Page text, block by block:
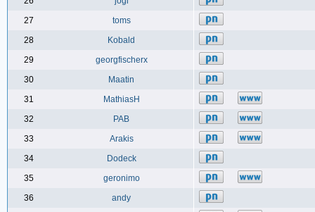
27
toms
28
Kobald
29
georgfischerx
30
Maatin
31
MathiasH
32
PAB
33
Arakis
34
Dodeck
35
geronimo
36
andy